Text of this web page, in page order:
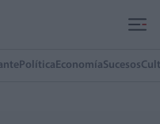
Política EconomíaSucesos